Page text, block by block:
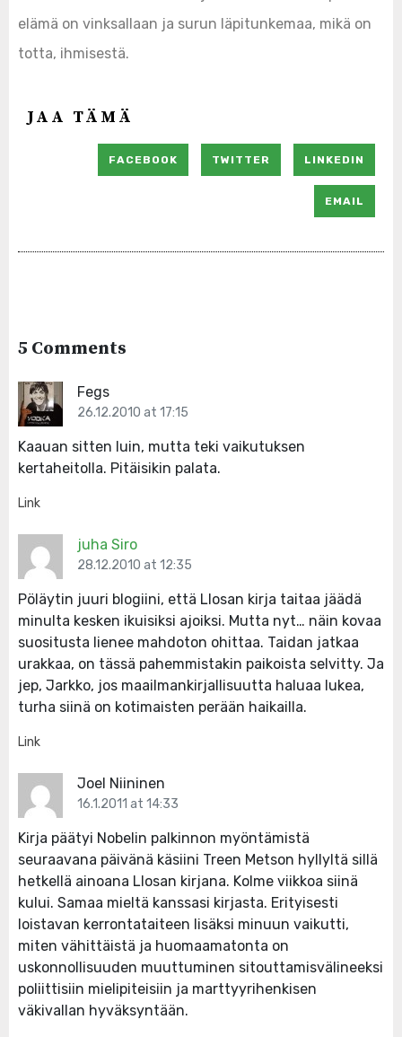
elämä on vinksallaan ja surun läpitunkemaa, mikä on
totta, ihmisestä.
JAA TÄMÄ
FACEBOOK TWITTER LINKEDIN
EMAIL
5 Comments
Fegs
26.12.2010 at 17:15
Kaauan sitten luin, mutta teki vaikutuksen
kertaheitolla. Pitäisikin palata.
Link
juha Siro
28.12.2010 at 12:35
Pöläytin juuri blogiini, että Llosan kirja taitaa jäädä
minulta kesken ikuisiksi ajoiksi. Mutta nyt… näin kovaa
suositusta lienee mahdoton ohittaa. Taidan jatkaa
urakkaa, on tässä pahemmistakin paikoista selvitty. Ja
jep, Jarkko, jos maailmankirjallisuutta haluaa lukea,
turha siinä on kotimaisten perään haikailla.
Link
Joel Niininen
16.1.2011 at 14:33
Kirja päätyi Nobelin palkinnon myöntämistä
seuraavana päivänä käsiini Treen Metson hyllyltä sillä
hetkellä ainoana Llosan kirjana. Kolme viikkoa siinä
kului. Samaa mieltä kanssasi kirjasta. Erityisesti
loistavan kerrontataiteen lisäksi minuun vaikutti,
miten vähittäistä ja huomaamatonta on
uskonnollisuuden muuttuminen sitouttamisvälineeksi
poliittisiin mielipiteisiin ja marttyyrihenkisen
väkivallan hyväksyntään.